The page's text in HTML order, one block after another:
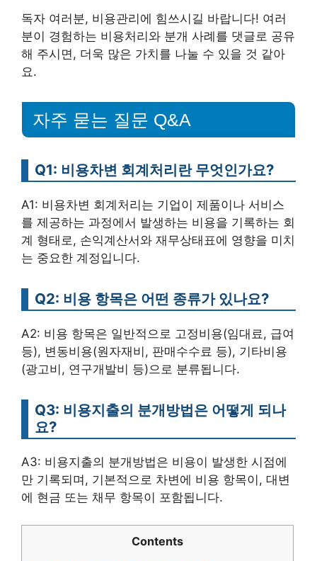
독자 여러분, 비용관리에 힘쓰시길 바랍니다! 여러
분이 경험하는 비용처리와 분개 사례를 댓글로 공유
해 주시면, 더욱 많은 가치를 나눌 수 있을 것 같아
요.
자주 묻는 질문 Q&A
Q1: 비용차변 회계처리란 무엇인가요?
A1: 비용차변 회계처리는 기업이 제품이나 서비스
를 제공하는 과정에서 발생하는 비용을 기록하는 회
계 형태로, 손익계산서와 재무상태표에 영향을 미치
는 중요한 계정입니다.
Q2: 비용 항목은 어떤 종류가 있나요?
A2: 비용 항목은 일반적으로 고정비용(임대료, 급여
등), 변동비용(원자재비, 판매수수료 등), 기타비용
(광고비, 연구개발비 등)으로 분류됩니다.
Q3: 비용지출의 분개방법은 어떻게 되나
요?
A3: 비용지출의 분개방법은 비용이 발생한 시점에
만 기록되며, 기본적으로 차변에 비용 항목이, 대변
에 현금 또는 채무 항목이 포함됩니다.
Contents